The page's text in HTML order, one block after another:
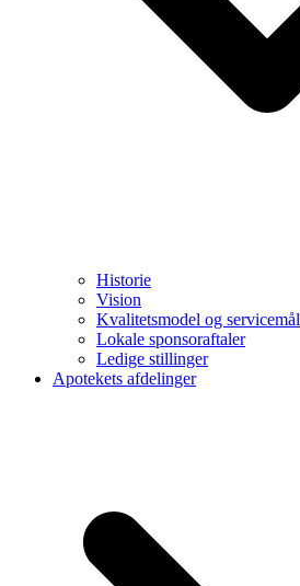
Historie
Vision
Kvalitetsmodel og servicemål
Lokale sponsoraftaler
Ledige stillinger
Apotekets afdelinger